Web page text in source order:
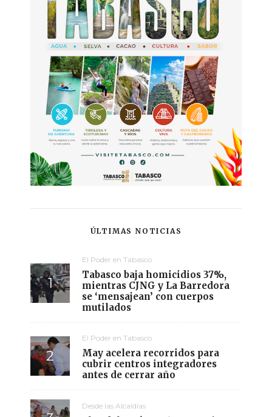
ÚLTIMAS NOTICIAS
El Poder en Tabasco
Tabasco baja homicidios 37%,
mientras CJNG y La Barredora
se ‘mensajean’ con cuerpos
mutilados
El Poder en Tabasco
May acelera recorridos para
cubrir centros integradores
antes de cerrar año
Desde las Alcaldías